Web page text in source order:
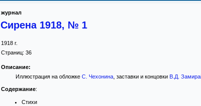
журнал
Сирена 1918, № 1
1918 г.
Страниц: 36
Описание:
Иллюстрация на обложке С. Чехонина, заставки и концовки В.Д.
Содержание:
Стихи